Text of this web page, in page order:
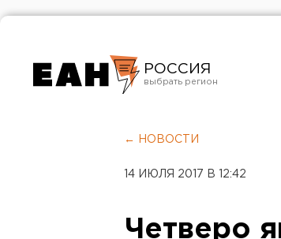
РОССИЯ
Челябинск
← НОВОСТИ
14 ИЮЛЯ 2017 В 12:42
Четверо